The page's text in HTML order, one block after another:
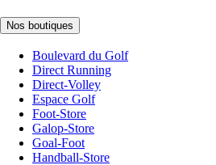
Nos boutiques
Boulevard du Golf
Direct Running
Direct-Volley
Espace Golf
Foot-Store
Galop-Store
Goal-Foot
Handball-Store